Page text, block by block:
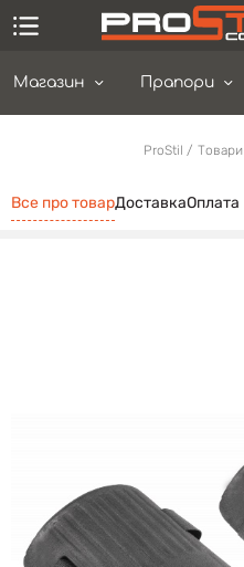
Магазин Прапори
ProStil Товари
Все про товарДоставкаОплата